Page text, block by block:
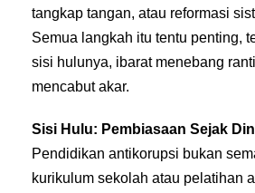
tangkap tangan, atau reformasi
Semua langkah itu tentu penting,
sisi hulunya, ibarat menebang
mencabut akar.
Sisi Hulu: Pembiasaan Sejak
Pendidikan antikorupsi bukan
kurikulum sekolah atau pelatihan